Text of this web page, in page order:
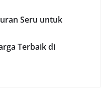
Seru untuk
Terbaik di